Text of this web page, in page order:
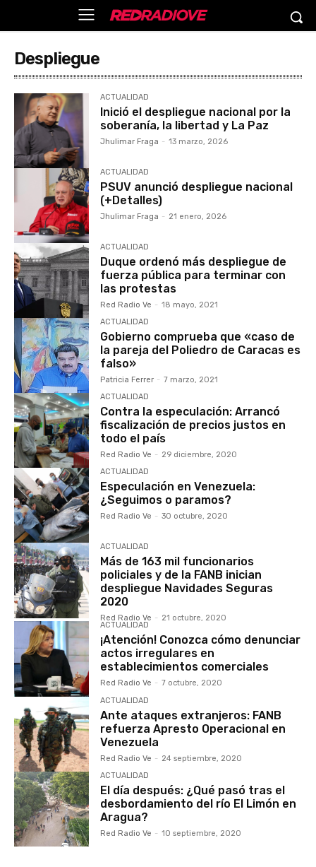
Despliegue
ACTUALIDAD
Inició el despliegue nacional por la
soberanía, la libertad y La Paz
Jhulimar Fraga - 13 marzo, 2026
ACTUALIDAD
PSUV anunció despliegue nacional
(+Detalles)
Jhulimar Fraga - 21 enero, 2026
ACTUALIDAD
Duque ordenó más despliegue de
fuerza pública para terminar con
las protestas
Red Radio Ve - 18 mayo, 2021
ACTUALIDAD
Gobierno comprueba que «caso de
la pareja del Poliedro de Caracas es
falso»
Patricia Ferrer - 7 marzo, 2021
ACTUALIDAD
Contra la especulación: Arrancó
fiscalización de precios justos en
todo el país
Red Radio Ve - 29 diciembre, 2020
ACTUALIDAD
Especulación en Venezuela:
¿Seguimos o paramos?
Red Radio Ve - 30 octubre, 2020
ACTUALIDAD
Más de 163 mil funcionarios
policiales y de la FANB inician
despliegue Navidades Seguras
2020
Red Radio Ve - 21 octubre, 2020
ACTUALIDAD
¡Atención! Conozca cómo denunciar
actos irregulares en
establecimientos comerciales
Red Radio Ve - 7 octubre, 2020
ACTUALIDAD
Ante ataques extranjeros: FANB
refuerza Apresto Operacional en
Venezuela
Red Radio Ve - 24 septiembre, 2020
ACTUALIDAD
El día después: ¿Qué pasó tras el
desbordamiento del río El Limón en
Aragua?
Red Radio Ve - 10 septiembre, 2020